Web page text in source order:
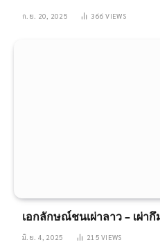
ก.ย. 20, 2025 366VIEWS
เอกลักษณ์ชนเผ่าลาว – เผ่า
มิ.ย. 4, 2025 215VIEWS